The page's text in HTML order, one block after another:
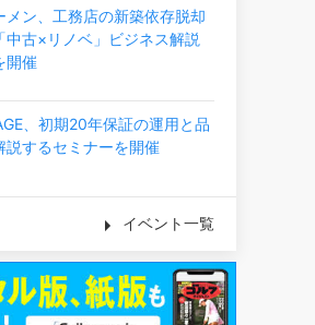
メン、工務店の新築依存脱却
中古×リノベ」ビジネス解説
開催
、初期20年保証の運用と品
説するセミナーを開催
イベント一覧